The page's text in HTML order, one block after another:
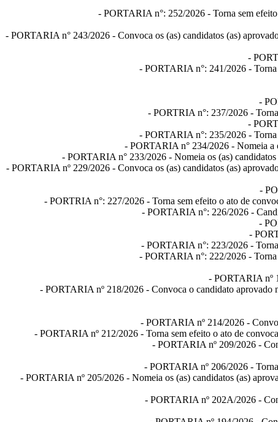
- PORTARIA n°: 252/2026 - Torna sem
- PORTARIA n° 243/2026 - Convoca os (as) candidatos (as)
-
- PORTARIA n°: 241/2026 -
-
- PORTRIA n°: 237/2026 -
-
- PORTARIA n°: 235/2026 -
- PORTARIA n° 234/2026 - Nomeia a
- PORTARIA n° 233/2026 - Nomeia os (as)
- PORTARIA nº 229/2026 - Convoca os (as) candidatos (as)
-
- PORTRIA n°: 227/2026 - Torna sem efeito o ato de
- PORTARIA n°: 226/2026 -
-
-
- PORTARIA n°: 223/2026 -
- PORTARIA n°: 222/2026 -
- PORTARIA nº
- PORTARIA nº 218/2026 - Convoca o candidato aprovado
- PORTARIA nº 214/2026 -
- PORTARIA nº 212/2026 - Torna sem efeito o ato de
- PORTARIA nº 209/2026 -
- PORTARIA nº 206/2026 -
- PORTARIA nº 205/2026 - Nomeia os (as) candidatos (as)
- PORTARIA nº 202A/2026 -